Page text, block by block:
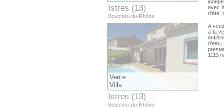
Istres (13)
Bouches-du-Rhône
avec
d'été,
et de
eau
Vente
Villa
Istres (13)
Bouches-du-Rhône
A
à la
1113